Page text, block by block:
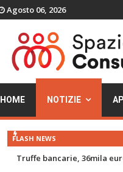
Agosto 06, 2026
HOME NOTIZIE
FLASH NEWS
Truffe bancarie, 36mila